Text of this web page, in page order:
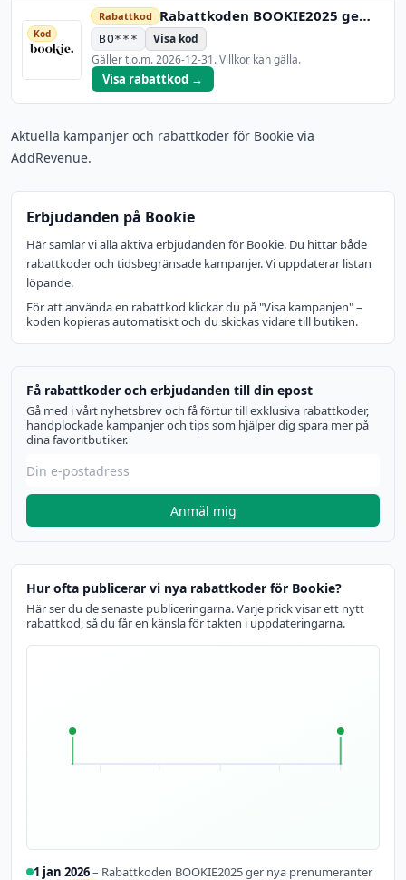
Kod
Rabattkod Rabattkoden BOOKIE2025 ger nya prenumeranter 2 ext
BO***
Visa kod
Gäller t.o.m.2026-12-31. Villkor kan gälla.
Visa rabattkod →
Aktuella kampanjer och rabattkoder för Bookie via
AddRevenue.
Erbjudanden på Bookie
Här samlar vi alla aktiva erbjudanden för Bookie. Du hittar både
rabattkoder och tidsbegränsade kampanjer. Vi uppdaterar listan
löpande.
För att använda en rabattkod klickar du på "Visa kampanjen" –
koden kopieras automatiskt och du skickas vidare till butiken.
Få rabattkoder och erbjudanden till din epost
Gå med i vårt nyhetsbrev och få förtur till exklusiva rabattkoder,
handplockade kampanjer och tips som hjälper dig spara mer på
dina favoritbutiker.
Anmäl mig
Hur ofta publicerar vi nya rabattkoder för Bookie?
Här ser du de senaste publiceringarna. Varje prick visar ett nytt
rabattkod, så du får en känsla för takten i uppdateringarna.
1 jan 2026– Rabattkoden BOOKIE2025 ger nya prenumeranter